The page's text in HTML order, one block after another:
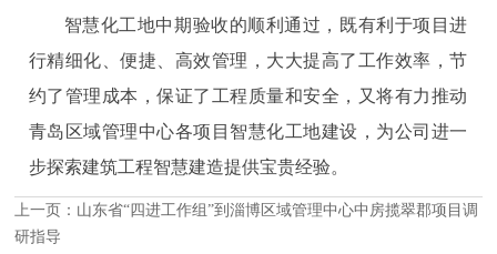
智慧化工地中期验收的顺利通过，既有利于项目进
行精细化、便捷、高效管理，大大提高了工作效率，节
约了管理成本，保证了工程质量和安全，又将有力推动
青岛区域管理中心各项目智慧化工地建设，为公司进一
步探索建筑工程智慧建造提供宝贵经验。
上一页： 山东省“四进工作组”到淄博区域管理中心中房揽翠郡项目调
研指导